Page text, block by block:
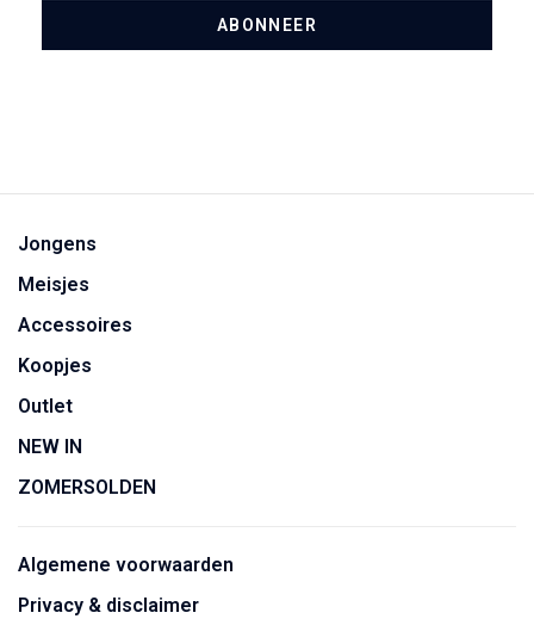
ABONNEER
Jongens
Meisjes
Accessoires
Koopjes
Outlet
NEW IN
ZOMERSOLDEN
Algemene voorwaarden
Privacy & disclaimer